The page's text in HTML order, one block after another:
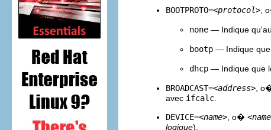
BOOTPROTO=<protocol> ,
none — Indique
bootp — Indique
dhcp — Indique que
BROADCAST=<address> ,
avec ifcalc
DEVICE=<name> , o�
logique).